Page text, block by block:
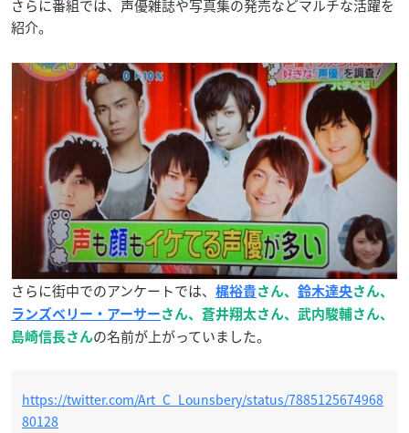
さらに番組では、声優雑誌や写真集の発売などマルチな活躍を
紹介。
さらに街中でのアンケートでは、 梶裕貴さん、 鈴木達央さん、
ランズベリー・アーサー さん、蒼井翔太さん、武内駿輔さん、
島崎信長さんの名前が上がっていました。
https://twitter.com/Art_C_Lounsbery/status/7885125674968
80128